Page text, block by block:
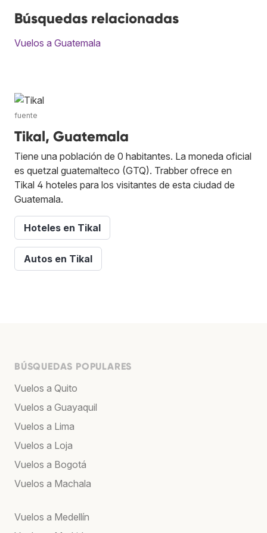
Búsquedas relacionadas
Vuelos a Guatemala
fuente
Tikal, Guatemala
Tiene una población de 0 habitantes. La moneda oficial
es quetzal guatemalteco (GTQ). Trabber ofrece en
Tikal 4 hoteles para los visitantes de esta ciudad de
Guatemala.
Hoteles en Tikal
Autos en Tikal
BÚSQUEDAS POPULARES
Vuelos a Quito
Vuelos a Guayaquil
Vuelos a Lima
Vuelos a Loja
Vuelos a Bogotá
Vuelos a Machala
Vuelos a Medellín